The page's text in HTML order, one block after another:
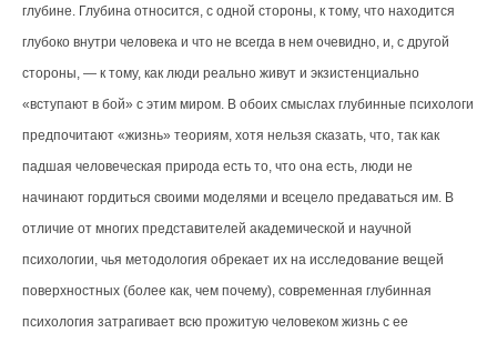
глубине. Глубина относится, с одной стороны, к тому, что находится
глубоко внутри человека и что не всегда в нем очевидно, и, с другой
стороны, — к тому, как люди реально живут и экзистенциально
«вступают в бой» с этим миром. В обоих смыслах глубинные психологи
предпочитают «жизнь» теориям, хотя нельзя сказать, что, так как
падшая человеческая природа есть то, что она есть, люди не
начинают гордиться своими моделями и всецело предаваться им. В
отличие от многих представителей академической и научной
психологии, чья методология обрекает их на исследование вещей
поверхностных (более как, чем почему), современная глубинная
психология затрагивает всю прожитую человеком жизнь с ее